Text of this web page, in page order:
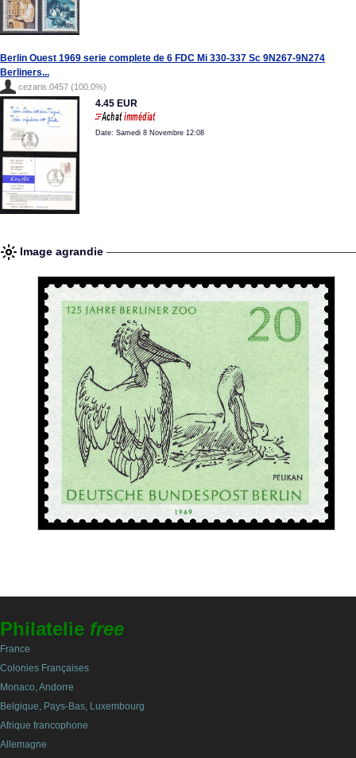
Berlin Ouest 1969 serie complete de 6 FDC Mi 330-337 Sc 9N267-9N274
Berliners...
cezaris.0457 (100.0%)
4.45 EUR
Date: Samedi 8 Novembre 12:08
Image agrandie
Philatelie free
France
Colonies Françaises
Monaco, Andorre
Belgique, Pays-Bas, Luxembourg
Afrique francophone
Allemagne